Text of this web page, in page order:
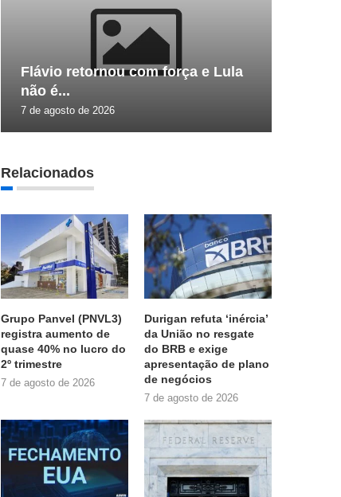
Flávio retornou com força e Lula
não é...
7 de agosto de 2026
Relacionados
Grupo Panvel (PNVL3)
registra aumento de
quase 40% no lucro do
2º trimestre
7 de agosto de 2026
Durigan refuta ‘inércia’
da União no resgate
do BRB e exige
apresentação de plano
de negócios
7 de agosto de 2026